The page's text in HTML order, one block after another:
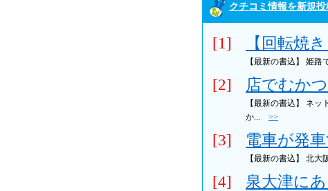
クチコミ情報を新規投
[1] 【回転焼
【最新の書込】 姫
[2] 店でむか
【最新の書込】 ネ
か... >>
[3] 電車が発
【最新の書込】 北
[4]
泉大津に